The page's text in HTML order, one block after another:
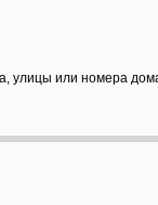
улицы или номера